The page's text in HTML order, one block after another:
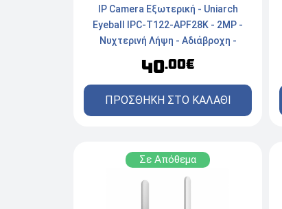
IP Camera Εξωτερική - Uniarch
Eyeball IPC-T122-APF28K - 2MP -
Νυχτερινή Λήψη - Αδιάβροχη -
40.00€
ΠΡΟΣΘΗΚΗ ΣΤΟ ΚΑΛΑΘΙ
Σε Απόθεμα